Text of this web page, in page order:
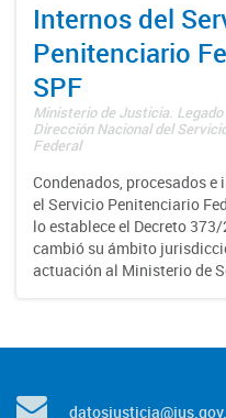
Internos del
Penitenciario
SPF
Ministerio de Justicia. Legado
Dirección Nacional del
Federal
Condenados, procesados e
el Servicio Penitenciario
lo establece el Decreto
cambió su ámbito
actuación al Ministerio de